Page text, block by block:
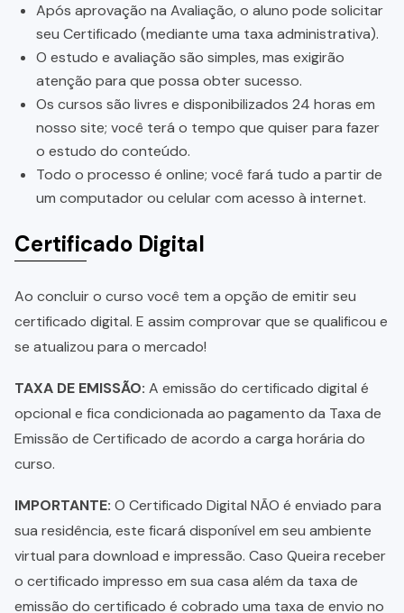
Após aprovação na Avaliação, o aluno pode solicitar
seu Certificado (mediante uma taxa administrativa).
O estudo e avaliação são simples, mas exigirão
atenção para que possa obter sucesso.
Os cursos são livres e disponibilizados 24 horas em
nosso site; você terá o tempo que quiser para fazer
o estudo do conteúdo.
Todo o processo é online; você fará tudo a partir de
um computador ou celular com acesso à internet.
Certificado Digital
Ao concluir o curso você tem a opção de emitir seu
certificado digital. E assim comprovar que se qualificou e
se atualizou para o mercado!
TAXA DE EMISSÃO: A emissão do certificado digital é
opcional e fica condicionada ao pagamento da Taxa de
Emissão de Certificado de acordo a carga horária do
curso.
IMPORTANTE: O Certificado Digital NÃO é enviado para
sua residência, este ficará disponível em seu ambiente
virtual para download e impressão. Caso Queira receber
o certificado impresso em sua casa além da taxa de
emissão do certificado é cobrado uma taxa de envio no